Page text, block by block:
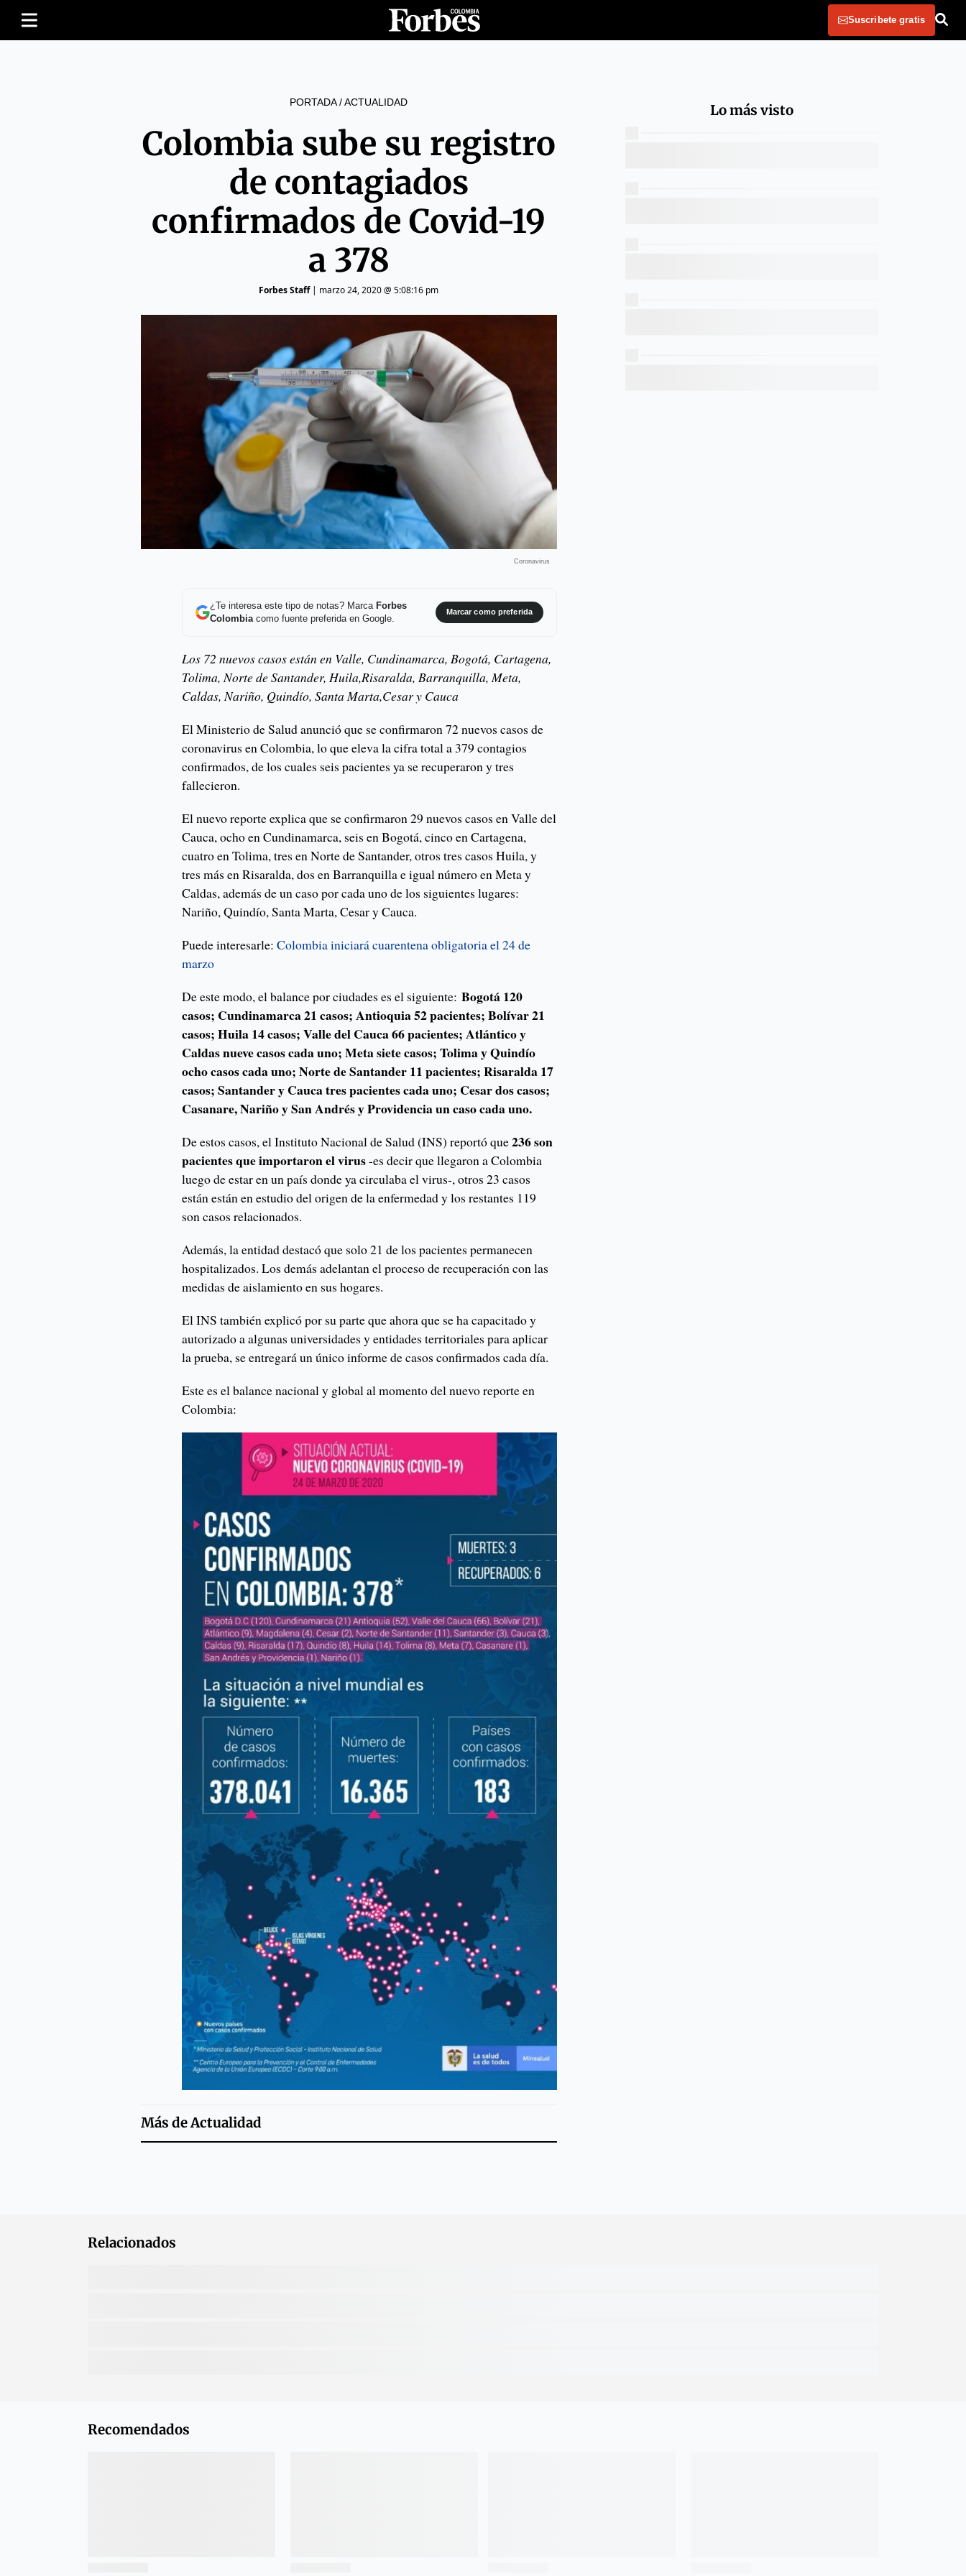
Suscribete gratis
PORTADA/ACTUALIDAD
Colombia sube su registro
de contagiados
confirmados de Covid-19
a 378
Forbes Staff| marzo 24, 2020 @ 5:08:16 pm
Coronavirus
¿Te interesa este tipo de notas? Marca Forbes
Colombiacomo fuente preferida en Google.
Marcar como preferida
Los 72 nuevos casos están en Valle, Cundinamarca, Bogotá, Cartagena,
Tolima, Norte de Santander, Huila,Risaralda, Barranquilla, Meta,
Caldas, Nariño, Quindío, Santa Marta,Cesar y Cauca
El Ministerio de Salud anunció que se confirmaron 72 nuevos casos de
coronavirus en Colombia, lo que eleva la cifra total a 379 contagios
confirmados, de los cuales seis pacientes ya se recuperaron y tres
fallecieron.
El nuevo reporte explica que se confirmaron 29 nuevos casos en Valle del
Cauca, ocho en Cundinamarca, seis en Bogotá, cinco en Cartagena,
cuatro en Tolima, tres en Norte de Santander, otros tres casos Huila, y
tres más en Risaralda, dos en Barranquilla e igual número en Meta y
Caldas, además de un caso por cada uno de los siguientes lugares:
Nariño, Quindío, Santa Marta, Cesar y Cauca.
Puede interesarle:Colombia iniciará cuarentena obligatoria el 24 de
marzo
De este modo, el balance por ciudades es el siguiente:Bogotá 120
casos; Cundinamarca 21 casos; Antioquia 52 pacientes; Bolívar 21
casos; Huila 14 casos; Valle del Cauca 66 pacientes; Atlántico y
Caldas nueve casos cada uno; Meta siete casos; Tolima y Quindío
ocho casos cada uno; Norte de Santander 11 pacientes; Risaralda 17
casos; Santander y Cauca tres pacientes cada uno; Cesar dos casos;
Casanare, Nariño y San Andrés y Providencia un caso cada uno.
De estos casos, el Instituto Nacional de Salud (INS) reportó que236 son
pacientes que importaron el virus-es decir que llegaron a Colombia
luego de estar en un país donde ya circulaba el virus-, otros 23 casos
están están en estudio del origen de la enfermedad y los restantes 119
son casos relacionados.
Además, la entidad destacó que solo 21 de los pacientes permanecen
hospitalizados. Los demás adelantan el proceso de recuperación con las
medidas de aislamiento en sus hogares.
El INS también explicó por su parte que ahora que se ha capacitado y
autorizado a algunas universidades y entidades territoriales para aplicar
la prueba, se entregará un único informe de casos confirmados cada día.
Este es el balance nacional y global al momento del nuevo reporte en
Colombia:
Más deActualidad
Lo más visto
Relacionados
Recomendados